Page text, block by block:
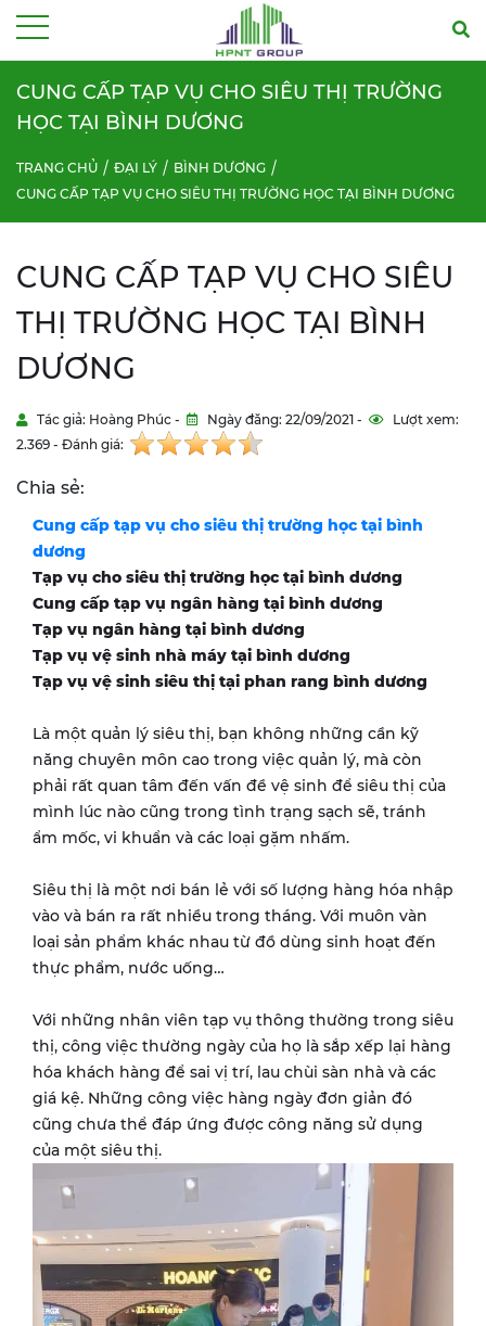
CUNG CẤP TẠP VỤ CHO SIÊU THỊ TRƯỜNG
HỌC TẠI BÌNH DƯƠNG
TRANG CHỦ ĐẠI LÝ
BÌNH DƯƠNG
CUNG CẤP TẠP VỤ CHO SIÊU THỊ TRƯỜNG HỌC TẠI BÌNH DƯƠNG
CUNG CẤP TẠP VỤ CHO SIÊU
THỊ TRƯỜNG HỌC TẠI BÌNH
DƯƠNG
Tác giả: Hoàng Phúc - Ngày đăng: 22/09/2021 -
Lượt xem:
2.369 - Đánh giá:
Chia sẻ:
Cung cấp tạp vụ cho siêu thị trường học tại bình
dương
Tạp vụ cho siêu thị trường học tại bình dương
Cung cấp tạp vụ ngân hàng tại bình dương
Tạp vụ ngân hàng tại bình dương
Tạp vụ vệ sinh nhà máy tại bình dương
Tạp vụ vệ sinh siêu thị tại phan rang bình dương
Là một quản lý siêu thị, bạn không những cần kỹ
năng chuyên môn cao trong việc quản lý, mà còn
phải rất quan tâm đến vấn đề vệ sinh để siêu thị của
mình lúc nào cũng trong tình trạng sạch sẽ, tránh
ẩm mốc, vi khuẩn và các loại gặm nhấm.
Siêu thị là một nơi bán lẻ với số lượng hàng hóa nhập
vào và bán ra rất nhiều trong tháng. Với muôn vàn
loại sản phẩm khác nhau từ đồ dùng sinh hoạt đến
thực phẩm, nước uống…
Với những nhân viên tạp vụ thông thường trong siêu
thị, công việc thường ngày của họ là sắp xếp lại hàng
hóa khách hàng để sai vị trí, lau chùi sàn nhà và các
giá kệ. Những công việc hàng ngày đơn giản đó
cũng chưa thể đáp ứng được công năng sử dụng
của một siêu thị.